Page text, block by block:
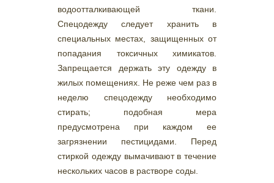
водоотталкивающей ткани.
Спецодежду следует хранить в
специальных местах, защищенных от
попадания токсичных химикатов.
Запрещается держать эту одежду в
жилых помещениях. Не реже чем раз в
неделю спецодежду необходимо
стирать; подобная мера
предусмотрена при каждом ее
загрязнении пестицидами. Перед
стиркой одежду вымачивают в течение
нескольких часов в растворе соды.